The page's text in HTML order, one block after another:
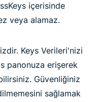
içerisinde
veya alamaz.
Keys Verileri'nizi
panonuza erişerek
Güvenliğiniz
sağlamak